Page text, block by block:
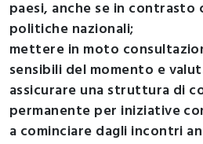
paesi, anche se in contrasto
politiche nazionali;
mettere in moto
sensibili del momento e
assicurare una struttura di
permanente per iniziative
a cominciare dagli incontri